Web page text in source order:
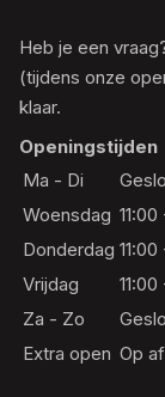
Heb je een
(tijdens onze
klaar.
Openingstijden
Ma - Di
Woensdag
Donderdag 11:00
Vrijdag
Za - Zo
Extra open Op